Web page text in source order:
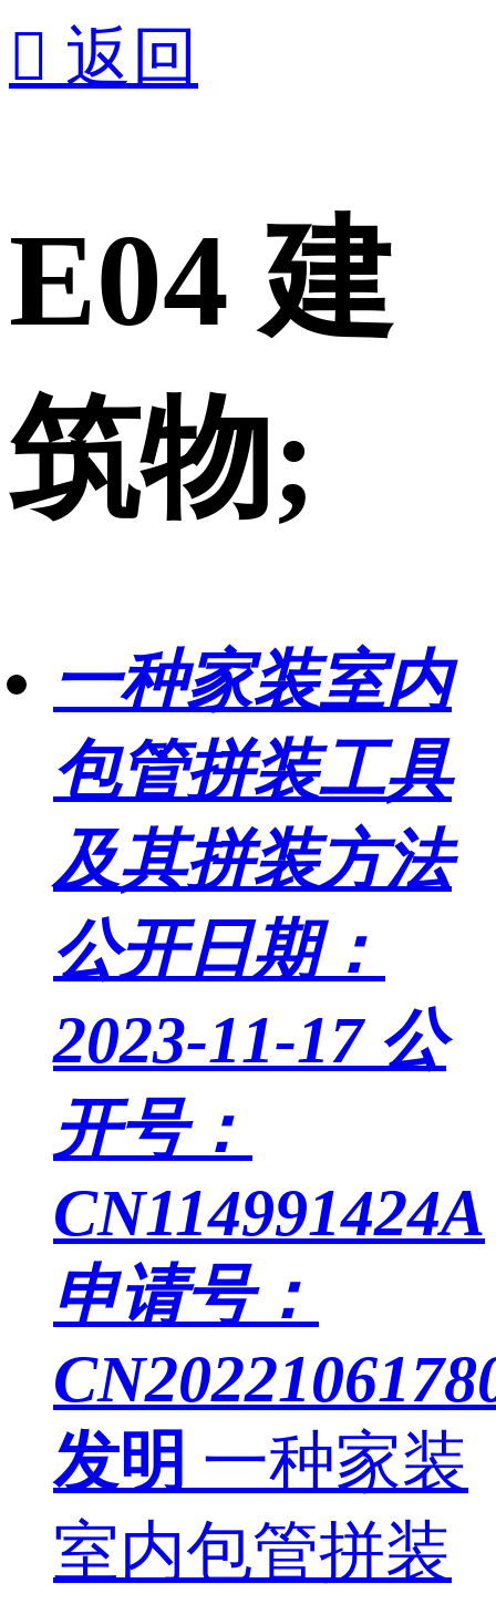
 返回
E04 建
筑物;
一种家装室内
包管拼装工具
及其拼装方法
公开日期：
2023-11-17 公
开号：
CN114991424A
申请号：
发明 一种家装
室内包管拼装